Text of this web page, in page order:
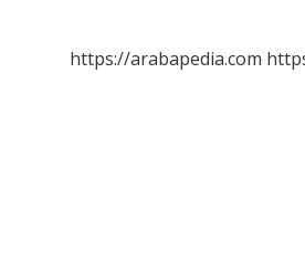
https://arabapedia.com